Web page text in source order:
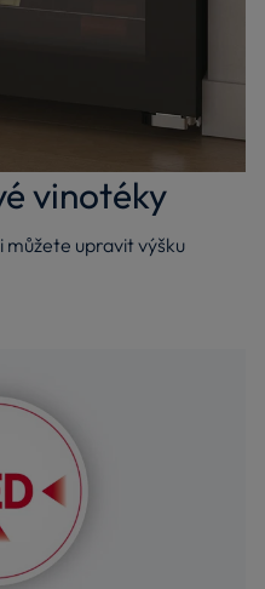
vinotéky
můžete upravit výšku